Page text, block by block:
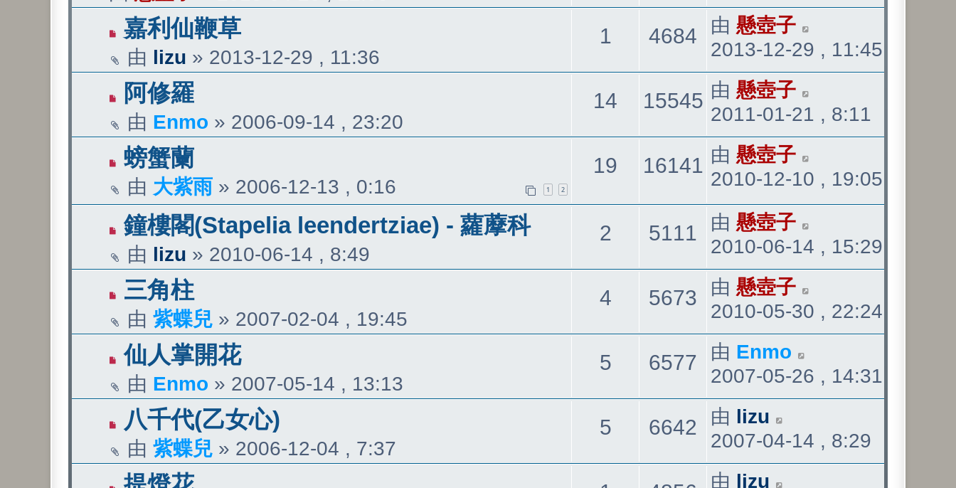
看
發
表
嘉利仙鞭草
由 lizu » 2013-12-29 , 11:36
1 4684 觀
看
最
後
發
表
由 懸壺子
2013-12-29 , 11:45
阿修羅
由 Enmo » 2006-09-14 , 23:20
14 15545觀
看
最
後
發
表
由 懸壺子
2011-01-21 , 8:11
螃蟹蘭
由 大紫雨 » 2006-12-13 , 0:16 1 2
19
覆
16141 觀
看
最
後
發
表
由 懸壺子
2010-12-10 , 19:05
鐘樓閣(Stapelia leendertziae) - 蘿藦科
由 lizu » 2010-06-14 , 8:49
2 5111 觀
看
最
後
發
表
由 懸壺子
2010-06-14 , 15:29
三角柱
由 紫蝶兒 » 2007-02-04 , 19:45
4回
5673 觀
看
最
後
發
表
由 懸壺子
2010-05-30 , 22:24
仙人掌開花
由 Enmo » 2007-05-14 , 13:13
5回
6577 觀
看
最
後
發
表
由 Enmo
2007-05-26 , 14:31
八千代(乙女心)
由 紫蝶兒 » 2006-12-04 , 7:37
5回
6642 觀
看
最
後
發
由 lizu
2007-04-14 , 8:29
最
由 lizu